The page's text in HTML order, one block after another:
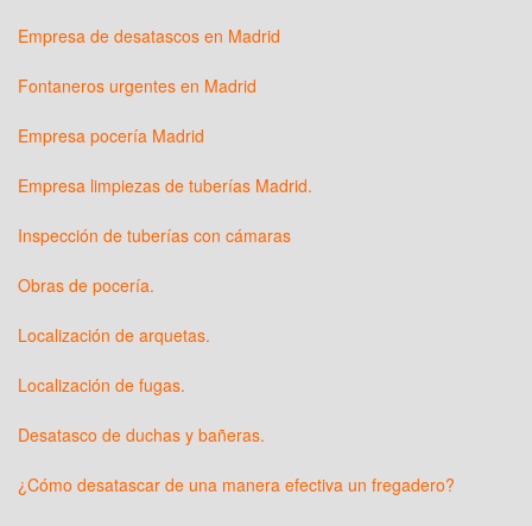
Empresa de desatascos en Madrid
Fontaneros urgentes en Madrid
Empresa pocería Madrid
Empresa limpiezas de tuberías Madrid.
Inspección de tuberías con cámaras
Obras de pocería.
Localización de arquetas.
Localización de fugas.
Desatasco de duchas y bañeras.
¿Cómo desatascar de una manera efectiva un fregadero?